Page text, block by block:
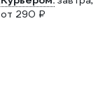
от 290 ₽